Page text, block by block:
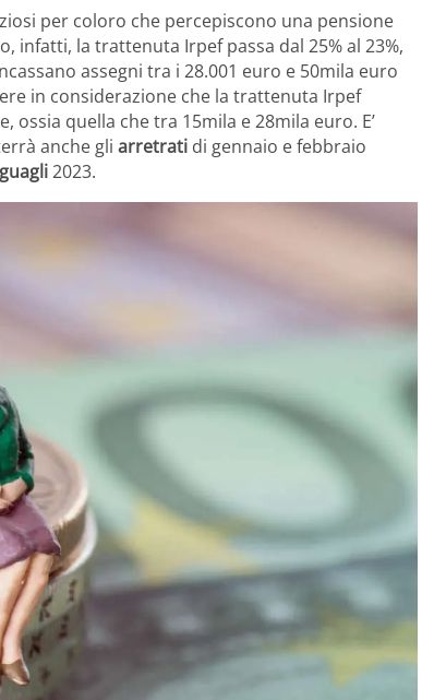
per coloro che percepiscono una pensione
infatti, la trattenuta Irpef passa dal 25% al 23%,
assegni tra i 28.001 euro e 50mila euro
in considerazione che la trattenuta Irpef
quella che tra 15mila e 28mila euro. E’
anche gli arretrati di gennaio e febbraio
2023.